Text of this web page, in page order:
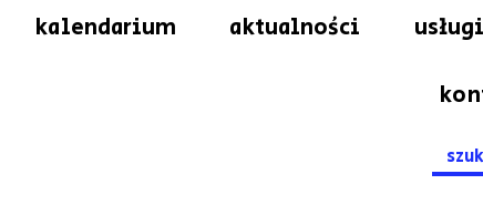
kalendarium aktualności
for: